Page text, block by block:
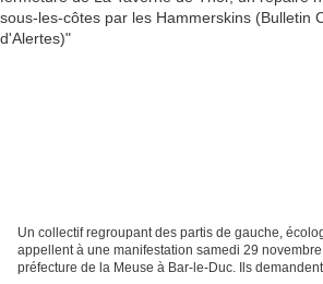
Un collectif regroupant des partis de gauche,
appellent à une manifestation samedi 29
préfecture de la Meuse à Bar-le-Duc. Ils demandent